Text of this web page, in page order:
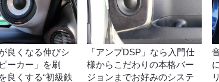
良くなる伸びシ
ーカー」を刷
良くする“初級鉄
「アンプDSP」なら入門仕
様からこだわりの本格バー
ジョンまでお好みのシステ